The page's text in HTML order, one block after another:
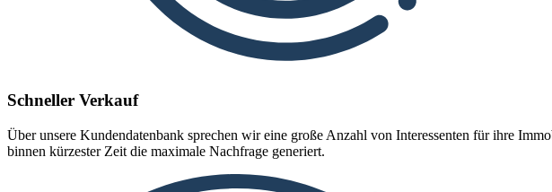
Schneller Verkauf
Über unsere Kundendatenbank sprechen wir eine große Anzahl von Interessenten für ihre
binnen kürzester Zeit die maximale Nachfrage generiert.